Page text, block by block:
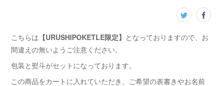
こちらは 【URUSHIPOKETLE限定】 となっておりますので、お
間違えの無いようご注意ください。
包装と熨斗がセットになっております。
この商品をカートに入れていただき、ご希望の表書きやお名前